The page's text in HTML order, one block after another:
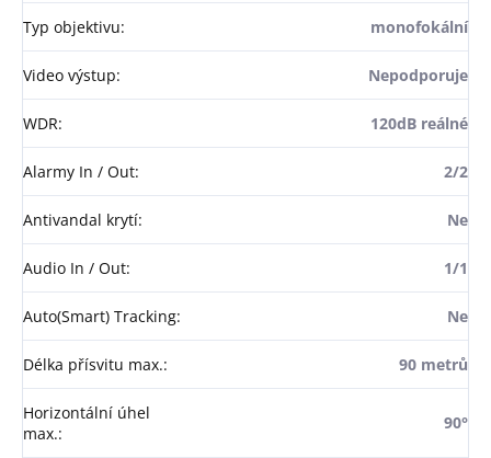
Typ objektivu: monofokální
Video výstup: Nepodporuje
WDR: 120dB reálné
Alarmy In / Out: 2/2
Antivandal krytí: Ne
Audio In / Out: 1/1
Auto(Smart) Tracking: Ne
Délka přísvitu max.: 90 metrů
Horizontální úhel
max.:
90°